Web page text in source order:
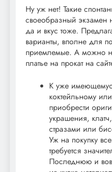
Ну уж нет! Такие
своеобразный экзамен
да и вкус тоже.
варианты, вполне для
приемлемые. А можно
платье на прокат на
К уже
коктейльному
приобрести
украшения,
стразами или
Уж на покупку
требуется
Последнюю и